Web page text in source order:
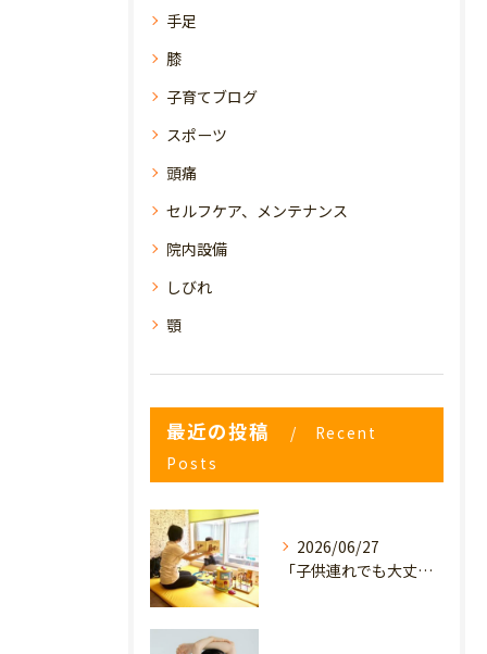
手足
膝
子育てブログ
スポーツ
頭痛
セルフケア、メンテナンス
院内設備
しびれ
顎
最近の投稿
Recent
Posts
2026/06/27
「子供連れでも大丈夫？」産後の腰痛・体型崩れに悩むママが、プライミー鍼灸整骨院を選ぶ3つの理由